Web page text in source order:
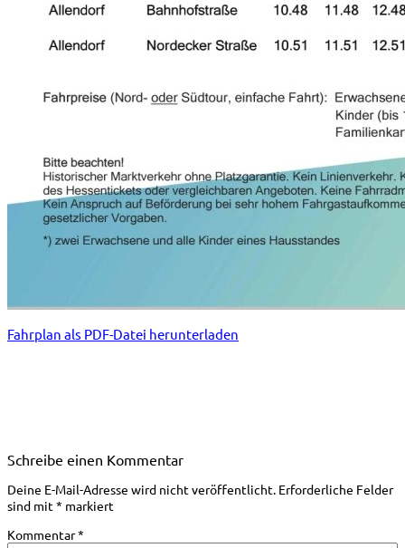
Fahrplan als PDF-Datei herunterladen
Schreibe einen Kommentar
Deine E-Mail-Adresse wird nicht veröffentlicht. Erforderliche Felder
sind mit* markiert
Kommentar*